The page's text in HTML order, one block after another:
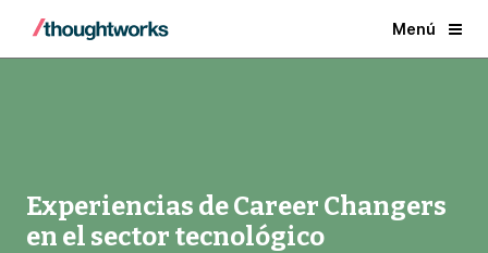
Menú
Experiencias de Career Changers
en el sector tecnológico